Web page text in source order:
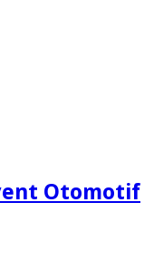
Otomotif